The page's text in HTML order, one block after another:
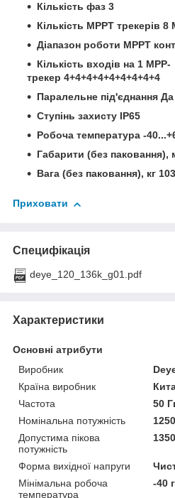
Кількість фаз 3
Кількість MPPT трекерів 8
Діапазон роботи MPPT
Кількість входів на 1 МРР-
трекер 4+4+4+4+4+4+4+4+4
Паралельне під'єднання Да
Ступінь захисту IP65
Робоча температура -
Габарити (без паковання),
Вага (без паковання), кг 103
Приховати
Специфікація
deye_120_136k_g01.pdf
Характеристики
Основні атрибути
Виробник
Країна виробник
Частота
50
Номінальна потужність
Допустима пікова
потужність
Форма вихідної напруги
Мінімальна робоча
температура
-40